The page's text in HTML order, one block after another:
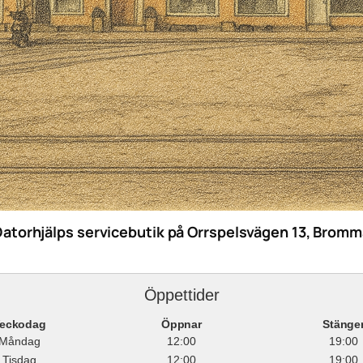
servicebutik på Orrspelsvägen 13,
Öppettider
Öppnar
12:00
19:00
Tisdag
12:00 19:00